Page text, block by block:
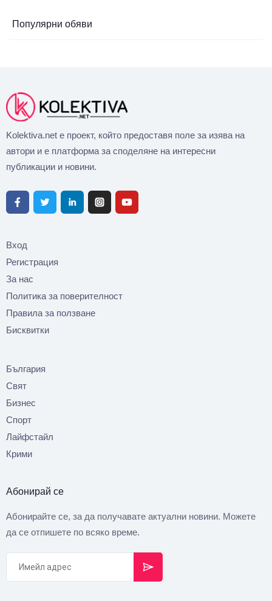
Популярни обяви
Kolektiva.net е проект, който предоставя поле за изява на
автори и е платформа за споделяне на интересни
публикации и новини.
Вход
Регистрация
За нас
Политика за поверителност
Правила за ползване
Бисквитки
България
Свят
Бизнес
Спорт
Лайфстайл
Крими
Абонирай се
Абонирайте се, за да получавате актуални новини. Можете
да се отпишете по всяко време.